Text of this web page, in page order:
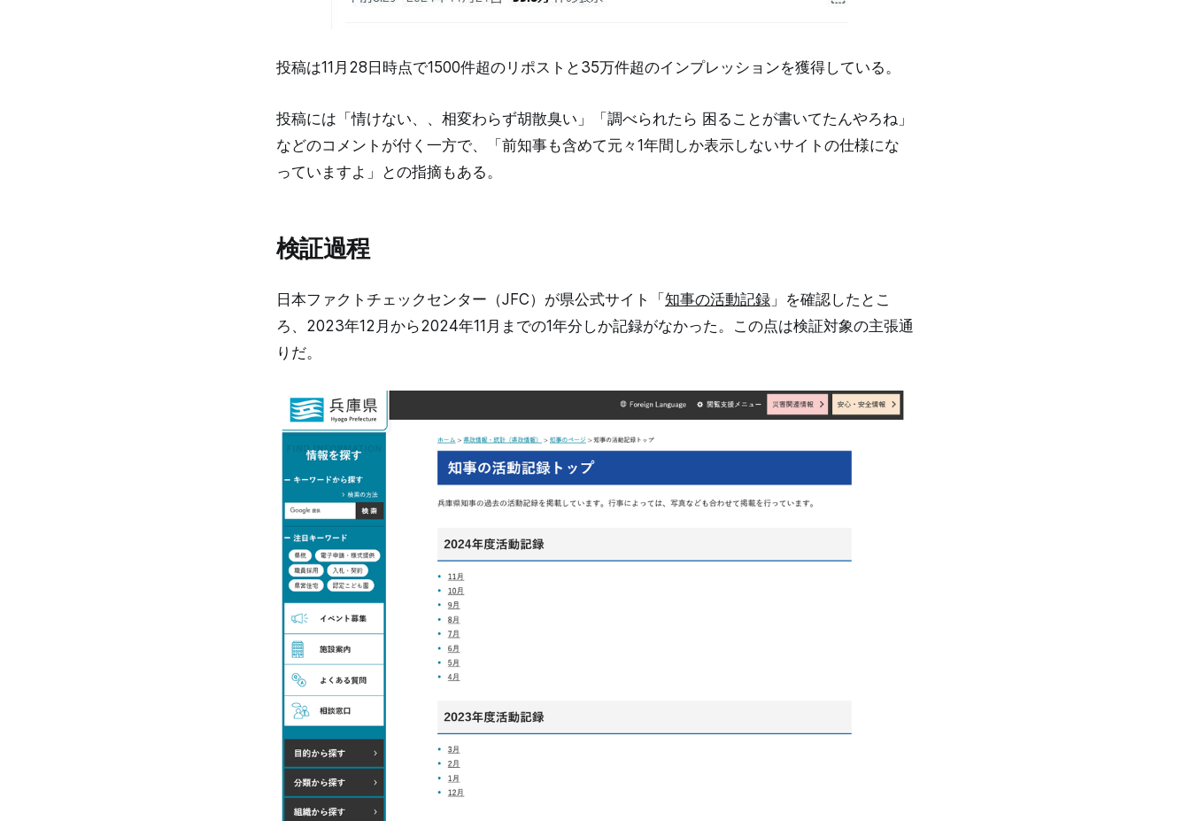
投稿は11月28日時点で1500件超のリポストと35万件超のインプレッションを獲得している。
投稿には「情けない、、相変わらず胡散臭い」「調べられたら 困ることが書いてたんやろね」
などのコメントが付く一方で、「前知事も含めて元々1年間しか表示しないサイトの仕様にな
っていますよ」との指摘もある。
検証過程
日本ファクトチェックセンター（JFC）が県公式サイト「知事の活動記録 」を確認したとこ
ろ、2023年12月から2024年11月までの1年分しか記録がなかった。この点は検証対象の主張通
りだ。